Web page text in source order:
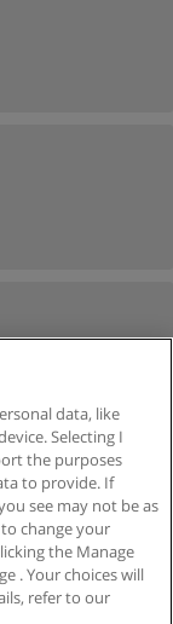
data, like
Selecting I
the purposes
to provide. If
see may not be as
change your
the Manage
. Your choices will
refer to our